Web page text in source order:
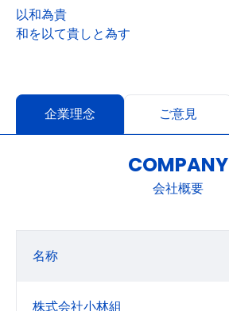
以和為貴
和を以て貴しと為す
企業理念 ご意見
COMPANY
会社概要
名称
株式会社小林組